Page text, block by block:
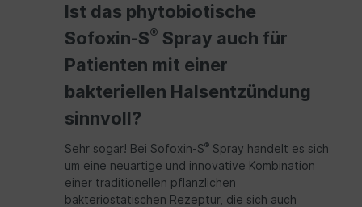
Ist das phytobiotische
Sofoxin-S® Spray auch für
Patienten mit einer
bakteriellen Halsentzündung
sinnvoll?
Sehr sogar! Bei Sofoxin-S® Spray handelt es sich
um eine neuartige und innovative Kombination
einer traditionellen pflanzlichen
bakteriostatischen Rezeptur, die sich auch